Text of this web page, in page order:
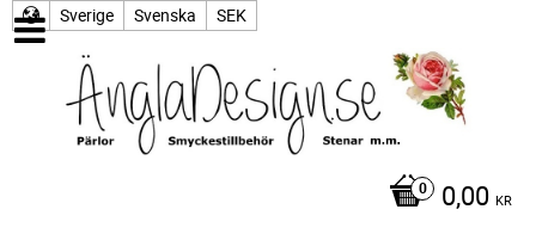
Sverige Svenska SEK
0,00 KR